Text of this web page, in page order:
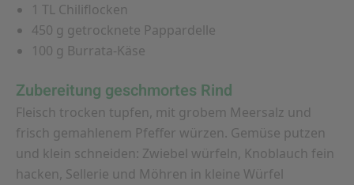
1 TL Chiliflocken
450 g getrocknete Pappardelle
100 g Burrata-Käse
Zubereitung geschmortes Rind
Fleisch trocken tupfen, mit grobem Meersalz und
frisch gemahlenem Pfeffer würzen. Gemüse putzen
und klein schneiden: Zwiebel würfeln, Knoblauch fein
hacken, Sellerie und Möhren in kleine Würfel